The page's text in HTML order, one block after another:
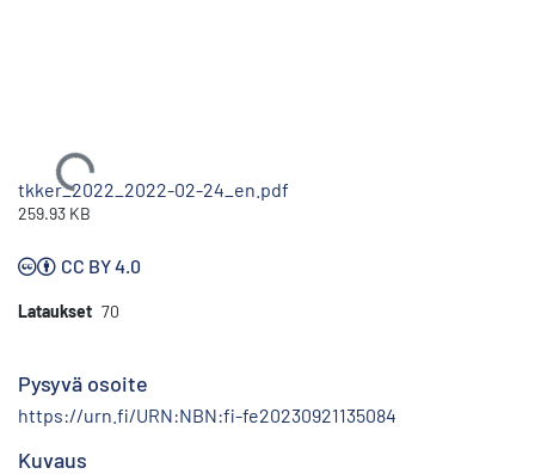
Ladataan...
tkker_2022_2022-02-24_en.pdf
259.93 KB
CC BY 4.0
Lataukset 70
Pysyvä osoite
https://urn.fi/URN:NBN:fi-fe20230921135084
Kuvaus